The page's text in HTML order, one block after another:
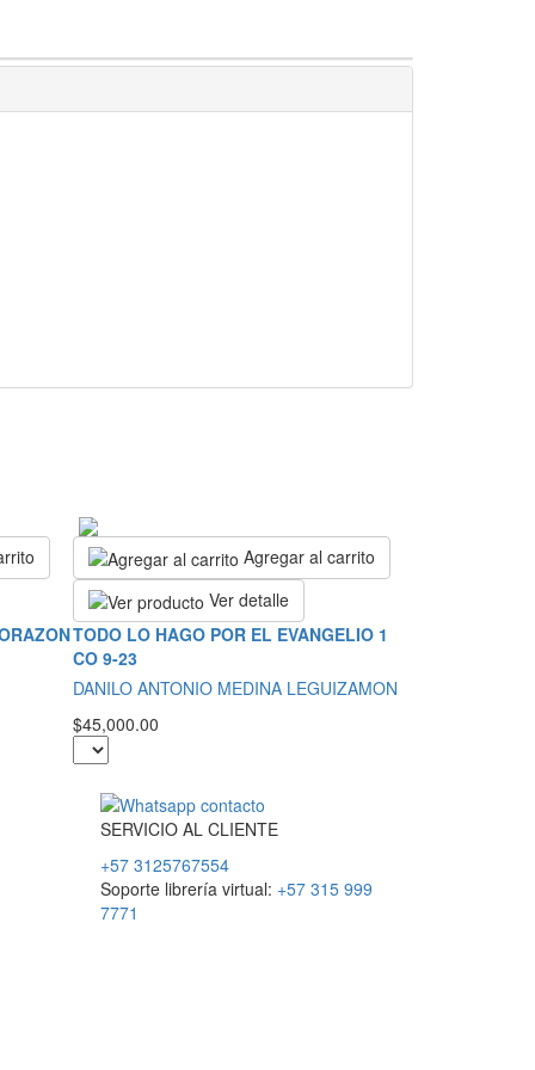
Agregar al carrito
Ver detalle
TODO LO HAGO POR EL EVANGELIO 1
CO 9-23
DANILO ANTONIO MEDINA LEGUIZAMON
$45,000.00
SERVICIOAL CLIENTE
+57 3125767554
Soporte librería virtual: +57 315 999
7771